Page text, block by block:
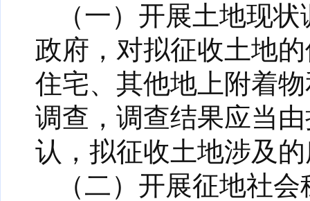
（一）开展土地现
政府，对拟征收土地
住宅、其他地上附着
调查，调查结果应当
认，拟征收土地涉及
（二）开展征地社